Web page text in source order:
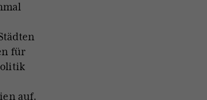
für
auf.